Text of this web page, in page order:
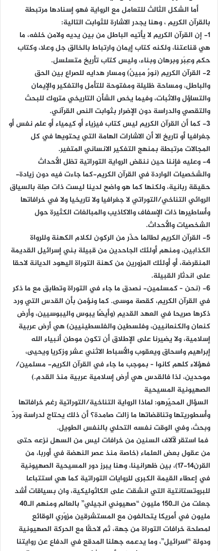
أما الشكل الثالث للتعامل مع الرواية فهو إسنادها مرتبطة
بالقرآن الكريم ، وهنا يجدر الاشارة للثوابت التالية:
1- إن القرآن الكريم لا يأتيه الباطل من بين يديه ولامن خلفه، ما
هي قناعتنا، ولكنه كتاب إيمان وارتباط بالخالق جل وعلا، وكتاب
حكم وعِبَر وبرهان وبناء، وليس كتاب تأريخ متسلسل.
2- القرآن الكريم (نورٌ مبينٌ) ومسار هدايه للصراع بين الحق
والباطل، ومساحة ظليلة ومفتوحة للتأمل والتفكير والإيمان
والتساؤل والاثبات، وفيما يخص الشأن التاريخي متروك للبحث
والتقصي والدراسة دون الإضرار بثوابت النص القرآني.
3- كما أن القرآن الكريم ليس كتاب فيزياء أو كيمياء أو علم نفس أو
جغرافيا أو تاريخ الا أن الاشارات الهامة التي يحتويها في كل
المجالات مرتبطة بمنهج التفكير الانساني المتغير.
4- وعليه فإننا حين ننقض الرواية التوراتية تظل الأحداث
والشخصيات الواردة في القرآن الكريم-كما جاءت فيه دون زيادة-
حقيقة ربانية، ولكنها كما هو واضح لدينا ليست ذات صِلة بالسياق
الروائي التناخي/التوراتي لا جغرافيا ولا تاريخيا ولا في خرافاتها
وأساطيرها ذات الإسفاف والاكاذيب والمبالغات الكثيرة حول
الشخصيات والأحداث.
5- القرآن الكريم لطالما حذّر من الركون لكلام الكهنة وللرواة
الكذابين، ومنهم أولئك الجاحدين من قبيلة بني إسرائيل القديمة
المنقرضة، أو أولئك المزورين من كهنة التوراة اليهود الديانة لاحقا
على اندثار القبيلة.
6- (نحن – كمسلمين- نصدق ما جاء في التوراة وتطابق مع ما ذكر
في القرآن الكريم، كقصة موسى. كما ونؤمن بأن القدس التي ورد
ذكرها صريحا في العهد القديم (وأيضًا يبوس واليبوسيين، وأرض
كنعان والكنعانيين، وفلسطين والفلسطينيين) هي أرض عربية
إسلامية، ولا يضيرنا على الإطلاق أن تكون موطن أنبياء الله
إبراهيم واسحاق ويعقوب والأسباط الاثني عشر وزكريا ويحيى،
فهؤلاء كلهم كانوا – بموجب ما جاء في القرآن الكريم- مسلمين/
موحدين، لذا فالقدس هي أرض إسلامية عربية منذ القدم.)
الصهيونية المسيحية
السؤال المحيّرهو: لماذا الرواية التناخية/التوراتية رغم خرافاتها
وأسطوريتها وتناقضاتها ما زالت صامدة؟ أن ذلك يحتاج لدراسة وردّ
وبحث، وفي الوقت نفسه التحلي بالنفس الطويل.
فما استقر لآلاف السنين من خرافات ليس من السهل نزعه حتى
من عقول بعض العلماء (خاصة منذ عصر النهضة في أوربا، من
القرن14-17)، بين ظهرانينا، وهنا يبرز دور المسيحية الصهيونية
في إعطاء القيمة الكبرى للروايات التوراتية كما هي استتباعا
للبروتستانتية التي انشقت على الكاثوليكية، وان بسياقات أشد
جعلت من الـ150 مليون “صهيوني انجيلي” بالعالم ومنهم الـ40
مليون في أمريكا يتحالفون مع المستشرقين مزوّري الوقائع
لمصلحة خرافات التوراة من جهة، ثم لاحقًا مع الحركة الصهيونية
ودولة “اسرائيل”، وما يدعمه جهلنا المدقع في الدفاع عن روايتنا